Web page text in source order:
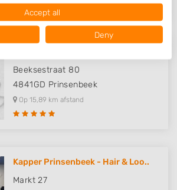
Beeksestraat 80
4841GD Prinsenbeek
Op 15,89 km afstand
Kapper Prinsenbeek - Hair & Loo..
Markt 27
of the European Union and send to the
policy applies solely to this website/app.
IAB Vendors)
following purposes:
information on a device
select advertising
personalised
Accept all
Deny